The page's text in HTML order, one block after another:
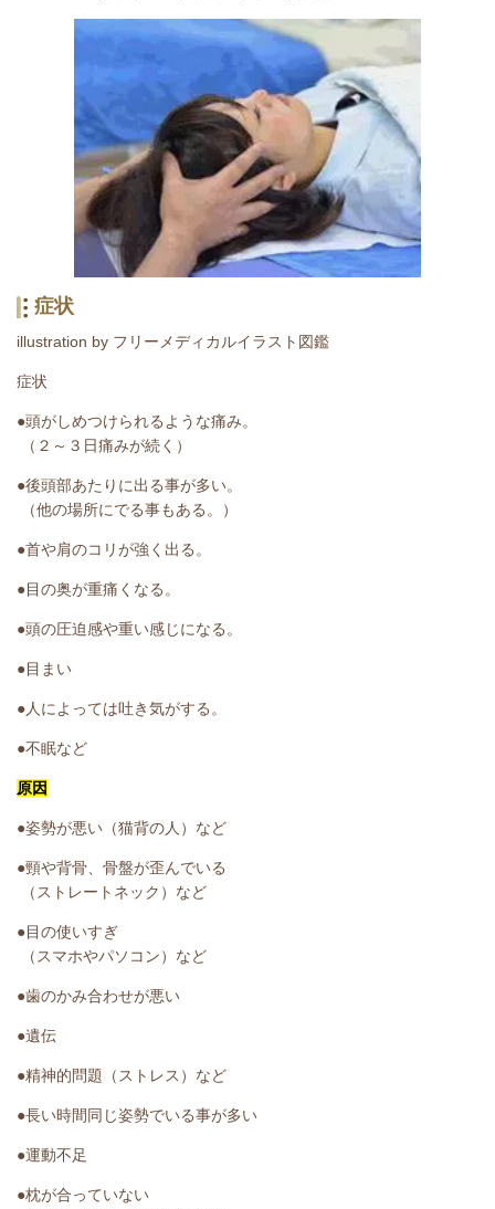
症状
illustration by フリーメディカルイラスト図鑑
症状
●頭がしめつけられるような痛み。
（２～３日痛みが続く）
●後頭部あたりに出る事が多い。
（他の場所にでる事もある。）
●首や肩のコリが強く出る。
●目の奥が重痛くなる。
●頭の圧迫感や重い感じになる。
●目まい
●人によっては吐き気がする。
●不眠など
原因
●姿勢が悪い（猫背の人）など
●頸や背骨、骨盤が歪んでいる
（ストレートネック）など
●目の使いすぎ
（スマホやパソコン）など
●歯のかみ合わせが悪い
●遺伝
●精神的問題（ストレス）など
●長い時間同じ姿勢でいる事が多い
●運動不足
●枕が合っていない